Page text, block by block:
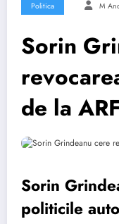
Politica M
Sorin
de la ARF
Sorin
politicile